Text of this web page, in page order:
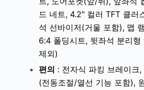
드 네트, 4.2″ 컬러 TFT 클러
석 선바이저(거울 포함), 맵
6:4 폴딩시트, 뒷좌석 분리형
제외)
편의 : 전자식 파킹 브레이크
(전동조절/열선 기능 포함),